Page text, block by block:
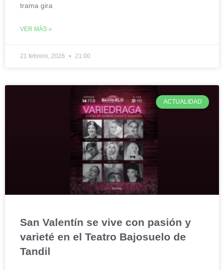
trama gira
VER MÁS »
21 febrero, 2026 21:00
ACTUALIDAD
San Valentín se vive con pasión y
varieté en el Teatro Bajosuelo de
Tandil